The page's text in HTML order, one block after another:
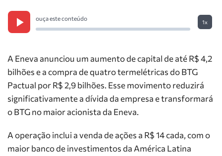
ouça este conteúdo
1x
A Eneva anunciou um aumento de capital de até R$ 4,2
bilhões e a compra de quatro termelétricas do BTG
Pactual por R$ 2,9 bilhões. Esse movimento reduzirá
significativamente a dívida da empresa e transformará
o BTG no maior acionista da Eneva.
A operação inclui a venda de ações a R$ 14 cada, com o
maior banco de investimentos da América Latina